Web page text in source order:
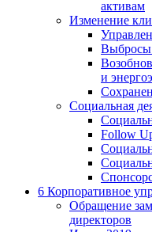
активам
Изменение
Выбросы
и
Социальная
Follow
6 Корпоративное
Обращение
директоров